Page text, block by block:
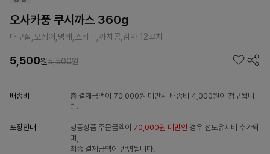
오사카풍 쿠시까스 360g
대구살,오징어,명태,스리미,까치콩,감자 12꼬치
5,500원5,500원
배송비
총 결제금액이 70,000원 미만시 배송비 4,000원이 청구됩니
다.
포장안내 냉동상품 주문금액이 70,000원 미만인 경우 선도유지비 추가되
며,
최종 결제금액에 반영됩니다.